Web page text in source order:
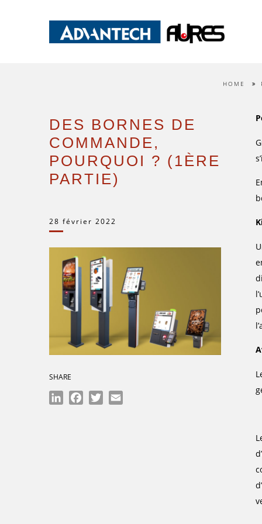
HOME
DES BORNES DE
COMMANDE,
POURQUOI ? (1ÈRE
PARTIE)
28 février 2022
SHARE
LinkedInFacebook
Twitter